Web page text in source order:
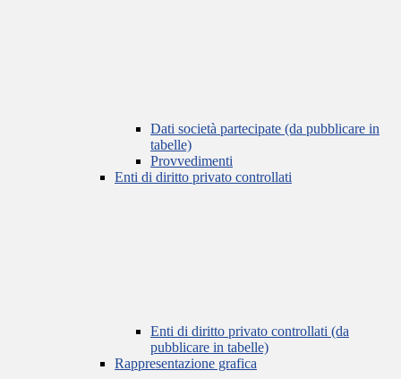
Dati società partecipate (da pubblicare in
tabelle)
Provvedimenti
Enti di diritto privato controllati
Enti di diritto privato controllati (da
pubblicare in tabelle)
Rappresentazione grafica